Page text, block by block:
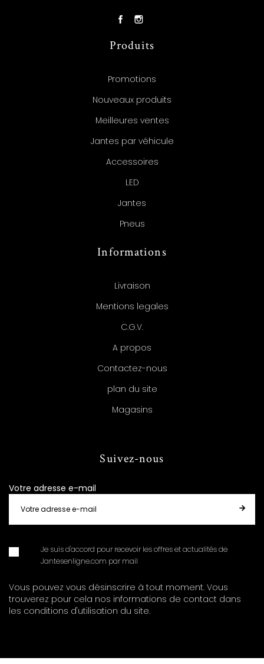
Produits
Promotions
Nouveaux produits
Meilleures ventes
Jantes par véhicule
Accessoires
LED
Jantes
Pneus
Informations
Livraison
Mentions legales
C.G.V.
A propos
Contactez-nous
plan du site
Magasins
Suivez-nous
Votre adresse e-mail
Je suis d'accord pour recevoir les offres et actualités de
Jantesenligne.com par mail
Vous pouvez vous désinscrire à tout moment. Vous
trouverez pour cela nos informations de contact dans
les conditions d'utilisation du site.